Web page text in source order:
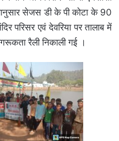
सेजस डी के पी कोटा के 90
परिसर एवं देवरिया पर तालाब में
रैली निकाली गई ।